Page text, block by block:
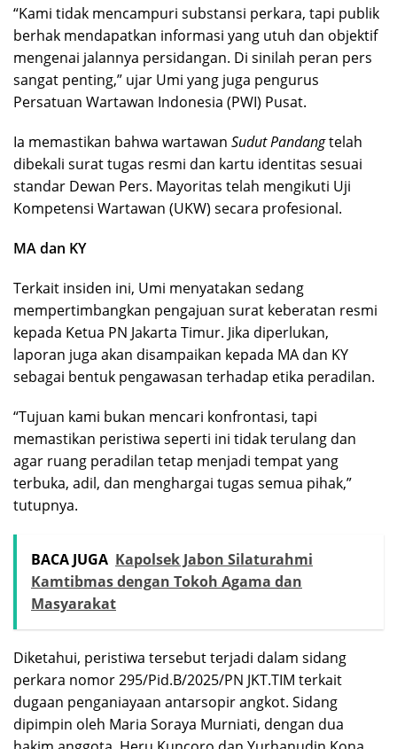
“Kami tidak mencampuri substansi perkara, tapi publik
berhak mendapatkan informasi yang utuh dan objektif
mengenai jalannya persidangan. Di sinilah peran pers
sangat penting,” ujar Umi yang juga pengurus
Persatuan Wartawan Indonesia (PWI) Pusat.
Ia memastikan bahwa wartawan SudutPandangtelah
dibekali surat tugas resmi dan kartu identitas sesuai
standar Dewan Pers. Mayoritas telah mengikuti Uji
Kompetensi Wartawan (UKW) secara profesional.
MA dan KY
Terkait insiden ini, Umi menyatakan sedang
mempertimbangkan pengajuan surat keberatan resmi
kepada Ketua PN Jakarta Timur. Jika diperlukan,
laporan juga akan disampaikan kepada MA dan KY
sebagai bentuk pengawasan terhadap etika peradilan.
“Tujuan kami bukan mencari konfrontasi, tapi
memastikan peristiwa seperti ini tidak terulang dan
agar ruang peradilan tetap menjadi tempat yang
terbuka, adil, dan menghargai tugas semua pihak,”
tutupnya.
BACA JUGA Kapolsek Jabon Silaturahmi
Kamtibmas dengan Tokoh Agama dan
Masyarakat
Diketahui, peristiwa tersebut terjadi dalam sidang
perkara nomor 295/Pid.B/2025/PN JKT.TIM terkait
dugaan penganiayaan antarsopir angkot. Sidang
dipimpin oleh Maria Soraya Murniati, dengan dua